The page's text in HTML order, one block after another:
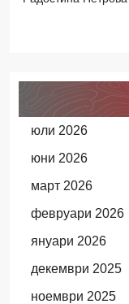
юли 2026
юни 2026
март 2026
февруари 2026
януари 2026
декември 2025
ноември 2025